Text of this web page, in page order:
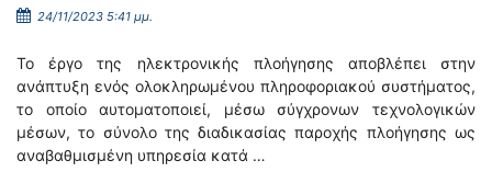
24/11/2023 5:41 μμ.
Το έργο της ηλεκτρονικής πλοήγησης αποβλέπει στην
ανάπτυξη ενός ολοκληρωμένου πληροφοριακού συστήματος,
το οποίο αυτοματοποιεί, μέσω σύγχρονων τεχνολογικών
μέσων, το σύνολο της διαδικασίας παροχής πλοήγησης ως
αναβαθμισμένη υπηρεσία κατά …